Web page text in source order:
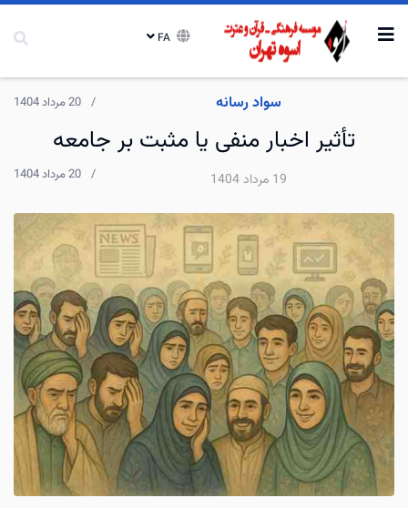
سواد رسانه 20 مرداد 1404
تأثیر اخبار منفی یا مثبت بر جامعه
19 مرداد 1404 20 مرداد 1404